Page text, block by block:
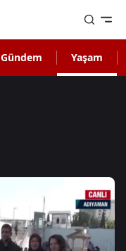
Gündem Yaşam